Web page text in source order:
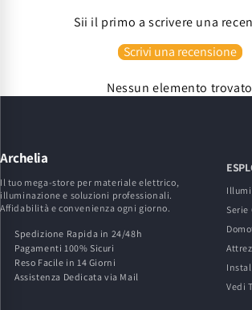
Sii il primo a scrivere una
Scrivi una recensione
Nessun elemento trovato
Archelia
Il tuo mega-store per materiale elettrico,
illuminazione e soluzioni professionali.
Affidabilità e convenienza ogni giorno.
Spedizione Rapida in 24/48h
Pagamenti 100% Sicuri
Reso Facile in 14 Giorni
Assistenza Dedicata via Mail
Serie
Vedi